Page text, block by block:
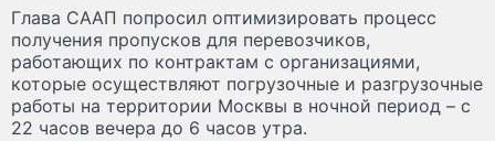
Глава СААП попросил оптимизировать процесс
получения пропусков для перевозчиков,
работающих по контрактам с организациями,
которые осуществляют погрузочные и разгрузочные
работы на территории Москвы в ночной период – с
22 часов вечера до 6 часов утра.